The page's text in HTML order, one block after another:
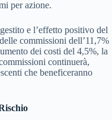
per azione.
e l’effetto positivo del
commissioni dell’11,7%
dei costi del 4,5%, la
continuerà,
che beneficeranno